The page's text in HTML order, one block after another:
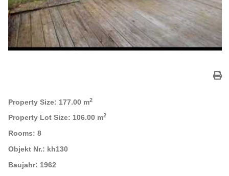
Property Size: 177.00 m2
Property Lot Size: 106.00 m2
Rooms: 8
Objekt Nr.: kh130
Baujahr: 1962